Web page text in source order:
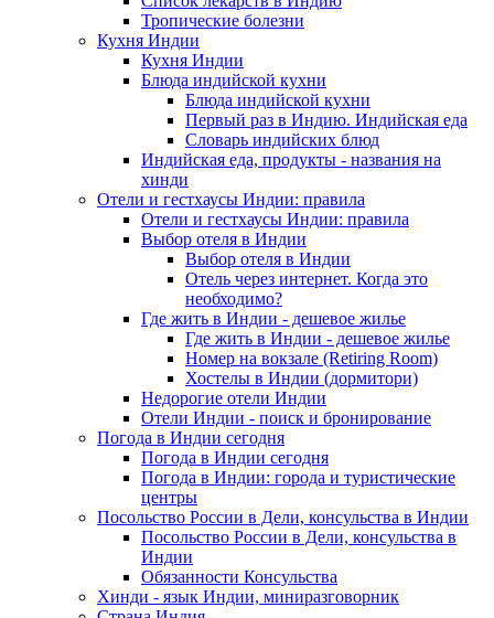
Тропические болезни
Кухня Индии
Кухня Индии
Блюда индийской кухни
Блюда индийской кухни
Первый раз в Индию. Индийская еда
Словарь индийских блюд
Индийская еда, продукты - названия на
хинди
Отели и гестхаусы Индии: правила
Отели и гестхаусы Индии: правила
Выбор отеля в Индии
Выбор отеля в Индии
Отель через интернет. Когда это
необходимо?
Где жить в Индии - дешевое жилье
Где жить в Индии - дешевое жилье
Номер на вокзале (Retiring Room)
Хостелы в Индии (дормитори)
Недорогие отели Индии
Отели Индии - поиск и бронирование
Погода в Индии сегодня
Погода в Индии сегодня
Погода в Индии: города и туристические
центры
Посольство России в Дели, консульства в Индии
Посольство России в Дели, консульства в
Индии
Обязанности Консульства
Хинди - язык Индии, миниразговорник